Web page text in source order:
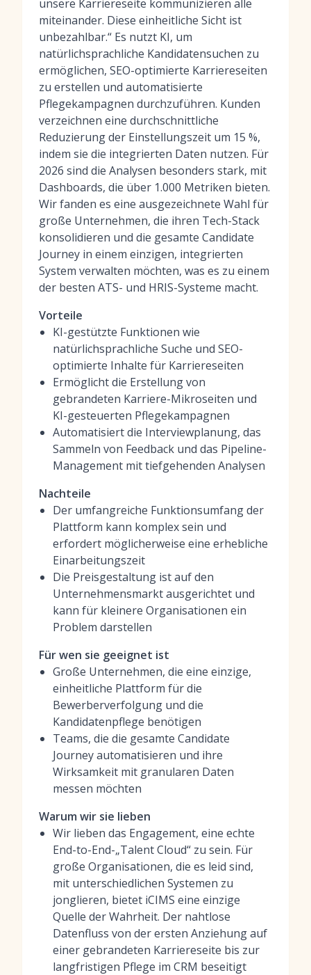
unsere Karriereseite kommunizieren alle
miteinander. Diese einheitliche Sicht ist
unbezahlbar.“ Es nutzt KI, um
natürlichsprachliche Kandidatensuchen zu
ermöglichen, SEO-optimierte Karriereseiten
zu erstellen und automatisierte
Pflegekampagnen durchzuführen. Kunden
verzeichnen eine durchschnittliche
Reduzierung der Einstellungszeit um 15 %,
indem sie die integrierten Daten nutzen. Für
2026 sind die Analysen besonders stark, mit
Dashboards, die über 1.000 Metriken bieten.
Wir fanden es eine ausgezeichnete Wahl für
große Unternehmen, die ihren Tech-Stack
konsolidieren und die gesamte Candidate
Journey in einem einzigen, integrierten
System verwalten möchten, was es zu einem
der besten ATS- und HRIS-Systeme macht.
Vorteile
KI-gestützte Funktionen wie
natürlichsprachliche Suche und SEO-
optimierte Inhalte für Karriereseiten
Ermöglicht die Erstellung von
gebrandeten Karriere-Mikroseiten und
KI-gesteuerten Pflegekampagnen
Automatisiert die Interviewplanung, das
Sammeln von Feedback und das Pipeline-
Management mit tiefgehenden Analysen
Nachteile
Der umfangreiche Funktionsumfang der
Plattform kann komplex sein und
erfordert möglicherweise eine erhebliche
Einarbeitungszeit
Die Preisgestaltung ist auf den
Unternehmensmarkt ausgerichtet und
kann für kleinere Organisationen ein
Problem darstellen
Für wen sie geeignet ist
Große Unternehmen, die eine einzige,
einheitliche Plattform für die
Bewerberverfolgung und die
Kandidatenpflege benötigen
Teams, die die gesamte Candidate
Journey automatisieren und ihre
Wirksamkeit mit granularen Daten
messen möchten
Warum wir sie lieben
Wir lieben das Engagement, eine echte
End-to-End-„Talent Cloud“ zu sein. Für
große Organisationen, die es leid sind,
mit unterschiedlichen Systemen zu
jonglieren, bietet iCIMS eine einzige
Quelle der Wahrheit. Der nahtlose
Datenfluss von der ersten Anziehung auf
einer gebrandeten Karriereseite bis zur
langfristigen Pflege im CRM beseitigt